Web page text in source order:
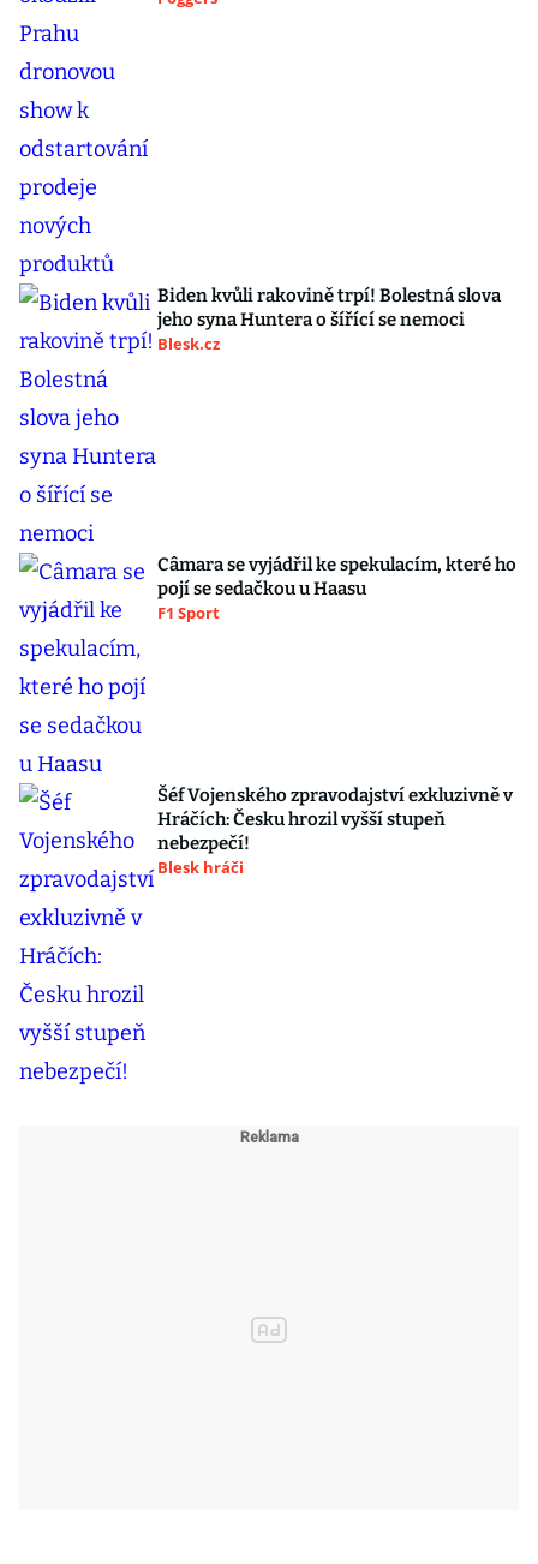
Biden kvůli rakovině trpí! Bolestná slova
jeho syna Huntera o šířící se nemoci
Blesk.cz
Câmara se vyjádřil ke spekulacím, které ho
pojí se sedačkou u Haasu
F1 Sport
Šéf Vojenského zpravodajství exkluzivně v
Hráčích: Česku hrozil vyšší stupeň
nebezpečí!
Blesk hráči